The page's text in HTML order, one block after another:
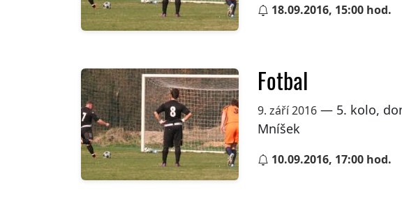
18.09.2016, 15:00 hod.
Fotbal
9. září 2016— 5. kolo,
Mníšek
10.09.2016, 17:00 hod.